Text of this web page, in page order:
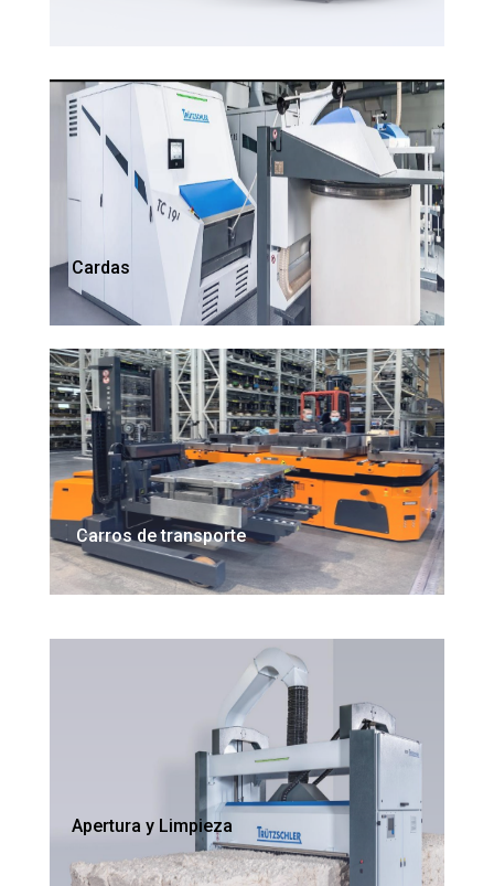
Cardas
Carros de transporte
Apertura y Limpieza